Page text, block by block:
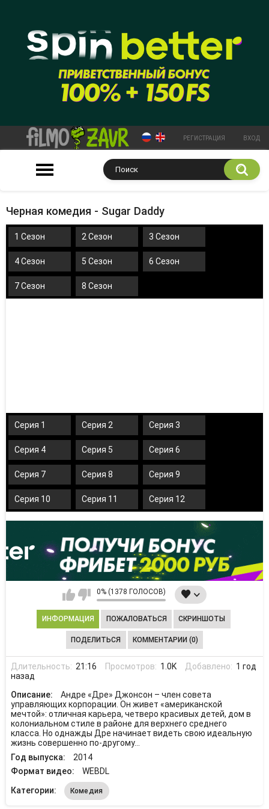
РЕГИСТРАЦИЯ ВХОД
Черная комедия - Sugar Daddy
1 Сезон 2 Сезон 3 Сезон
4 Сезон 5 Сезон 6 Сезон
7 Сезон 8 Сезон
Серия 1 Серия 2 Серия 3
Серия 4 Серия 5 Серия 6
Серия 7 Серия 8 Серия 9
Серия 10 Серия 11 Серия 12
0% (1378 ГОЛОСОВ)
ИНФОРМАЦИЯ ПОЖАЛОВАТЬСЯ СКРИНШОТЫ
ПОДЕЛИТЬСЯ КОММЕНТАРИИ (0)
Длительность: 21:16 Просмотров: 1.0K Добавлено: 1 год
назад
Описание:
Андре «Дре» Джонсон – член совета
управляющих корпорации. Он живет «американской
мечтой»: отличная карьера, четверо красивых детей, дом в
колониальном стиле в районе для верхнего среднего
класса. Но однажды Дре начинает видеть свою идеальную
жизнь совершенно по-другому…
Год выпуска:
2014
Формат видео:
WEBDL
Категории:
Комедия